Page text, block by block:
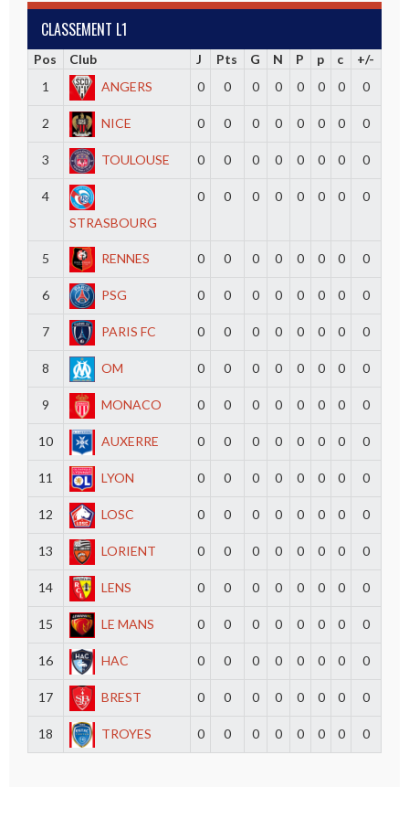
CLASSEMENT L1
Pos Club J Pts G N P p c
+/-
1
ANGERS 0 0 0 0 0 0 0 0
2 NICE 0 0 0 0 0 0 0 0
3 TOULOUSE 0 0 0 0 0 0 0 0
4
STRASBOURG
0 0 0 0 0 0 0 0
5 RENNES 0 0 0 0 0 0 0 0
6 PSG 0 0 0 0 0 0 0 0
7 PARIS FC 0 0 0 0 0 0 0 0
8 OM 0 0 0 0 0 0 0 0
9 MONACO 0 0 0 0 0 0 0 0
10 AUXERRE 0 0 0 0 0 0 0 0
11 LYON 0 0 0 0 0 0 0 0
12 LOSC 0 0 0 0 0 0 0 0
13 LORIENT 0 0 0 0 0 0 0 0
14 LENS 0 0 0 0 0 0 0 0
15 LE MANS 0 0 0 0 0 0 0 0
16 HAC 0 0 0 0 0 0 0 0
17 BREST 0 0 0 0 0 0 0 0
18 TROYES 0 0 0 0 0 0 0 0